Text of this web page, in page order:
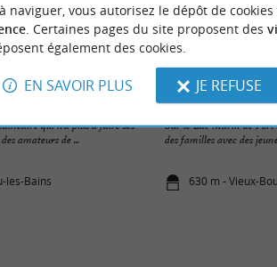
qui n’a plus à faire ses
amateurs de ...
les-Bains
Sur le Lac Marin de Port
des familles avec des
630 m - Vieux-
naviguer, vous autorisez le dépôt de
. Certaines pages du site proposent des
également des cookies.
EN SAVOIR PLUS JE REFUSE